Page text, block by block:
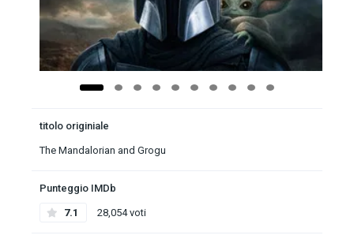
titolo originiale
The Mandalorian and Grogu
Punteggio IMDb
7.1 28,054 voti